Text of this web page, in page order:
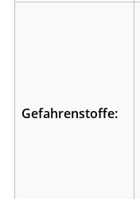
Gefahrenstoffe: